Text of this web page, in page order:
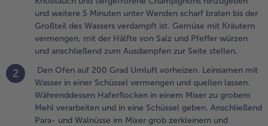
Mixer zu
Mehl
im
und weitere 5 Minuten unter Wenden scharf braten bis der
Großteil des Wassers verdampft ist. Gemüse mit Kräutern
vermengen, mit der Hälfte von Salz und Pfeffer würzen
und anschließend zum Ausdampfen zur Seite stellen.
2
Den Ofen auf 200 Grad Umluft vorheizen. Leinsamen mit
Wasser in einer Schüssel vermengen und quellen lassen.
Währenddessen Haferflocken in einem Mixer zu grobem
Mehl verarbeiten und in eine Schüssel geben. Anschließend
Para- und Walnüsse im Mixer grob zerkleinern und